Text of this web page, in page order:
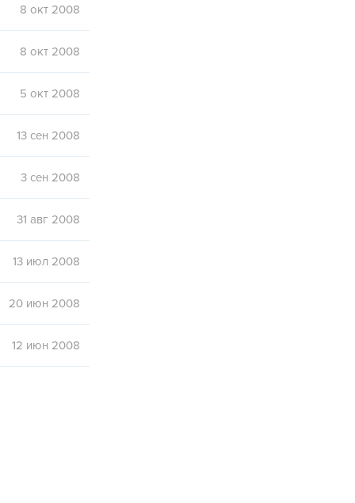
8 окт 2008
8 окт 2008
5 окт 2008
13 сен 2008
3 сен 2008
31 авг 2008
13 июл 2008
20 июн 2008
12 июн 2008